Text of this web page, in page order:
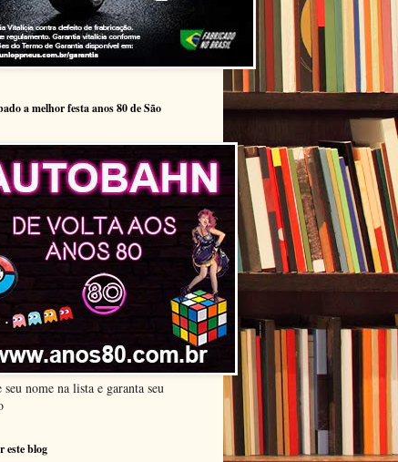
a melhor festa anos 80 de São
seu nome na lista e garanta seu
este blog